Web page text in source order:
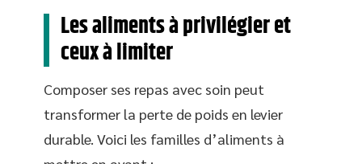
Les aliments à privilégier et
ceux à limiter
Composer ses repas avec soin peut
transformer la perte de poids en levier
durable. Voici les familles d’aliments à